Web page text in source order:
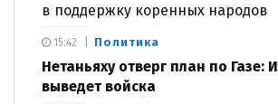
в поддержку коренных народов
Политика
Нетаньяху отверг план по Газе:
выведет войска
15:42